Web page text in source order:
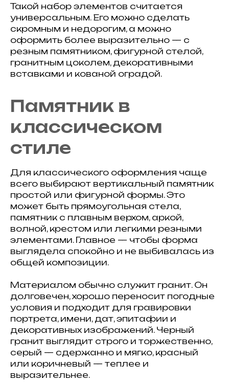
Такой набор элементов считается
универсальным. Его можно сделать
скромным и недорогим, а можно
оформить более выразительно — с
резным памятником, фигурной стелой,
гранитным цоколем, декоративными
вставками и кованой оградой.
Памятник в
классическом
стиле
Для классического оформления чаще
всего выбирают вертикальный памятник
простой или фигурной формы. Это
может быть прямоугольная стела,
памятник с плавным верхом, аркой,
волной, крестом или легкими резными
элементами. Главное — чтобы форма
выглядела спокойно и не выбивалась из
общей композиции.
Материалом обычно служит гранит. Он
долговечен, хорошо переносит погодные
условия и подходит для гравировки
портрета, имени, дат, эпитафии и
декоративных изображений. Черный
гранит выглядит строго и торжественно,
серый — сдержанно и мягко, красный
или коричневый — теплее и
выразительнее.